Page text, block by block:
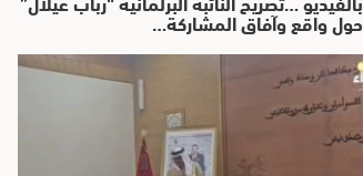
حول واقع وآفاق المشاركة…